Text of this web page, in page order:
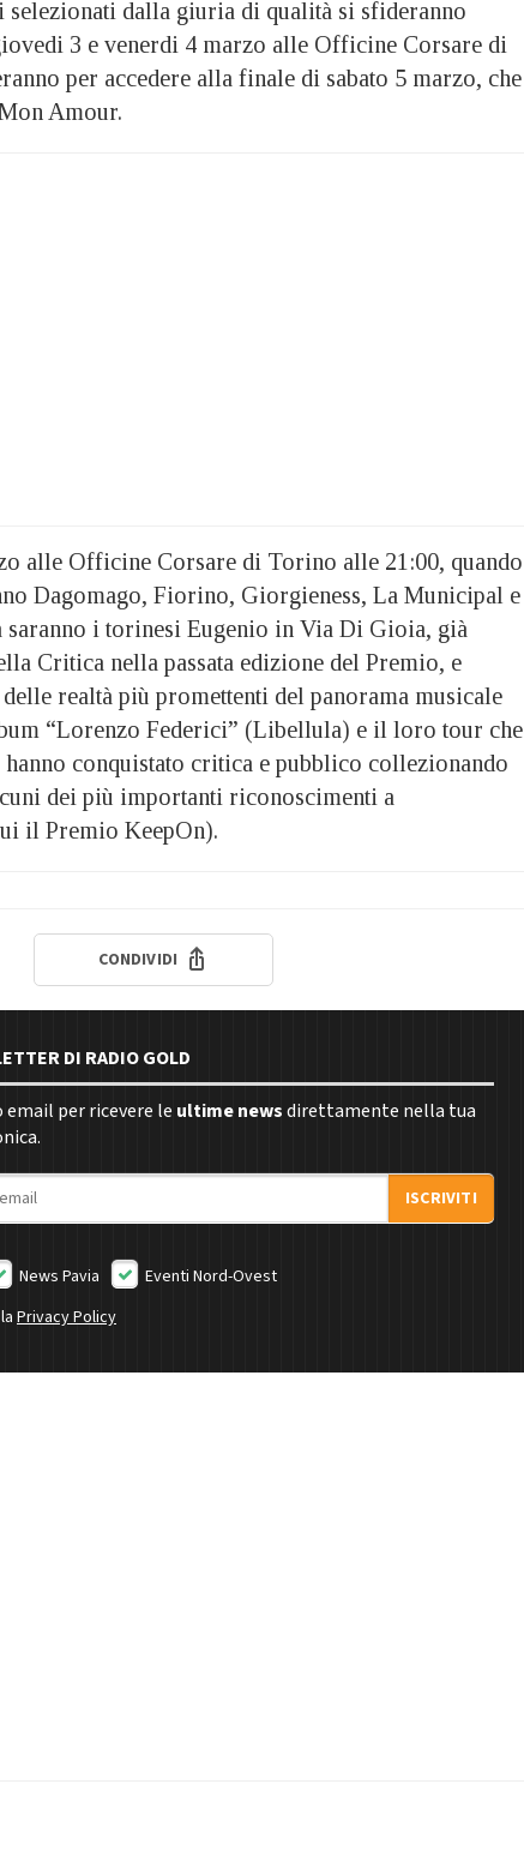
dalla giuria di qualità si sfideranno
3 e venerdi 4 marzo alle Officine Corsare di
per accedere alla finale di sabato 5 marzo, che
Amour.
alle Officine Corsare di Torino alle 21:00, quando
Dagomago, Fiorino, Giorgieness, La Municipal e
saranno i torinesi Eugenio in Via Di Gioia, già
Critica nella passata edizione del Premio, e
realtà più promettenti del panorama musicale
“Lorenzo Federici” (Libellula) e il loro tour che
hanno conquistato critica e pubblico collezionando
dei più importanti riconoscimenti a
il Premio KeepOn).
CONDIVIDI
DI RADIO GOLD
per ricevere le ultime newsdirettamente nella tua
ISCRIVITI
News Pavia
Eventi Nord-Ovest
Privacy Policy